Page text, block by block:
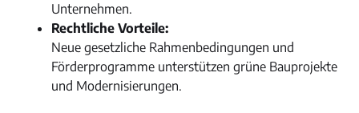
Unternehmen.
Rechtliche Vorteile:
Neue gesetzliche Rahmenbedingungen und
Förderprogramme unterstützen grüne Bauprojekte
und Modernisierungen.